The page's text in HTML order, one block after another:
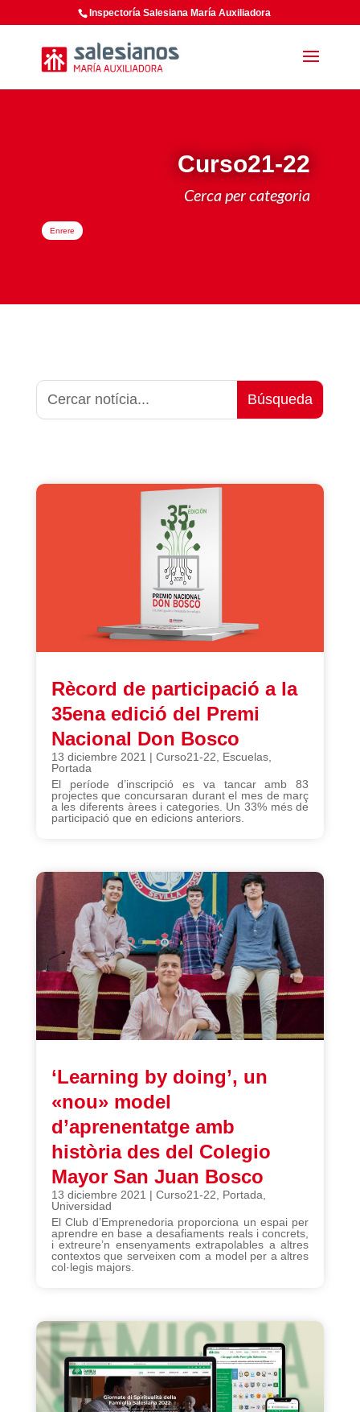
Inspectoría Salesiana María Auxiliadora
Curso21-22
Cerca per categoria
Enrere
Rècord de participació a la
35ena edició del Premi
Nacional Don Bosco
13 diciembre 2021 | Curso21-22 Escuelas,
Portada
El període d’inscripció es va tancar amb 83
projectes que concursaran durant el mes de març
a les diferents àrees i categories. Un 33% més de
participació que en edicions anteriors.
‘Learning by doing’, un
«nou» model
d’aprenentatge amb
història des del Colegio
Mayor San Juan Bosco
13 diciembre 2021 | Curso21-22 Portada
Universidad
El Club d’Emprenedoria proporciona un espai per
aprendre en base a desafiaments reals i concrets,
i extreure’n ensenyaments extrapolables a altres
contextos que serveixen com a model per a altres
col·legis majors.